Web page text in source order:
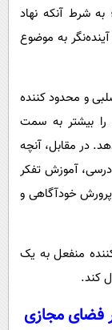
شرط آنکه نهاد
به موضوع
و محدود کننده
را بیشتر به سمت
در مقابل، آنچه
آموزش تفکر
پرورش خودآگاهی و
منفعل به یک
کند.
فضای مجازی